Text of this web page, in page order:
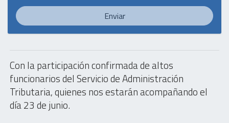
Con la participación confirmada de altos
funcionarios del Servicio de Administración
Tributaria, quienes nos estarán acompañando el
día 23 de junio.
Enviar